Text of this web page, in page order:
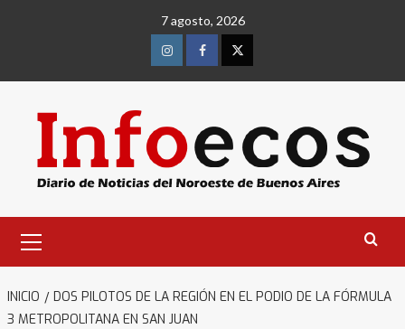
7 agosto, 2026
InstagramFacebookTwitter
primario
INICIO
DOS PILOTOS DE LA REGIÓN EN EL PODIO DE LA FÓRMULA
3 METROPOLITANA EN SAN JUAN